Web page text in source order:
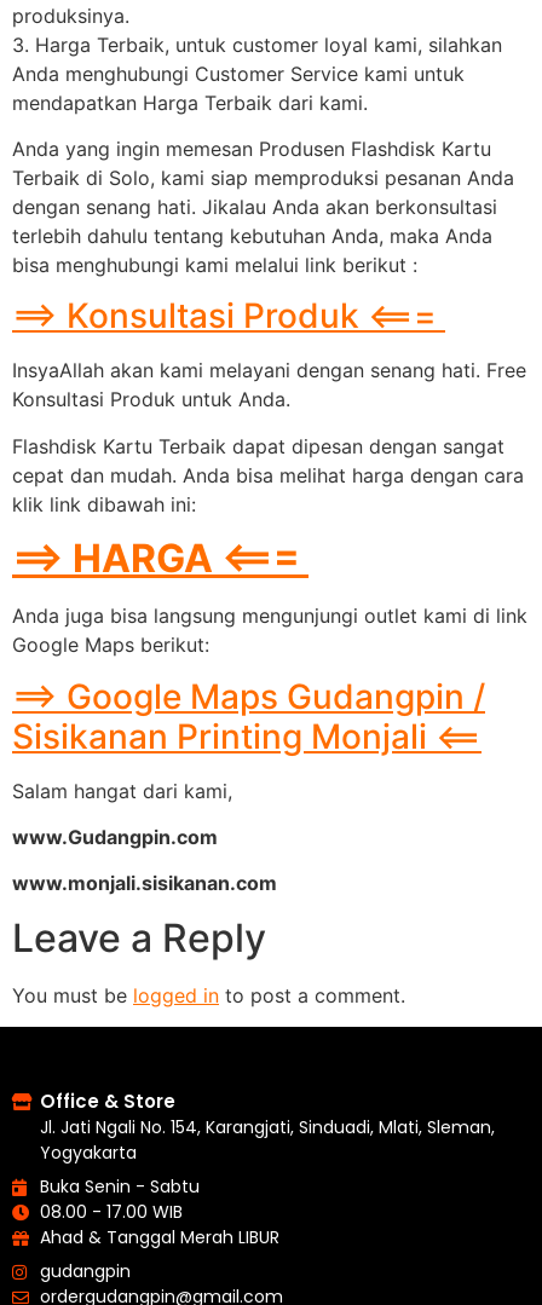
produksinya.
3. Harga Terbaik, untuk customer loyal kami, silahkan
Anda menghubungi Customer Service kami untuk
mendapatkan Harga Terbaik dari kami.
Anda yang ingin memesan Produsen Flashdisk Kartu
Terbaik di Solo, kami siap memproduksi pesanan Anda
dengan senang hati. Jikalau Anda akan berkonsultasi
terlebih dahulu tentang kebutuhan Anda, maka Anda
bisa menghubungi kami melalui link berikut :
==> Konsultasi Produk <===
InsyaAllah akan kami melayani dengan senang hati. Free
Konsultasi Produk untuk Anda.
Flashdisk Kartu Terbaik dapat dipesan dengan sangat
cepat dan mudah. Anda bisa melihat harga dengan cara
klik link dibawah ini:
==> HARGA <===
Anda juga bisa langsung mengunjungi outlet kami di link
Google Maps berikut:
==> Google Maps Gudangpin /
Sisikanan Printing Monjali <==
Salam hangat dari kami,
www.Gudangpin.com
www.monjali.sisikanan.com
Leave a Reply
You must be logged in to post a comment.
Office & Store
Jl. Jati Ngali No. 154, Karangjati, Sinduadi, Mlati, Sleman,
Yogyakarta
Buka Senin - Sabtu
08.00 - 17.00 WIB
Ahad & Tanggal Merah LIBUR
gudangpin
ordergudangpin@gmail.com